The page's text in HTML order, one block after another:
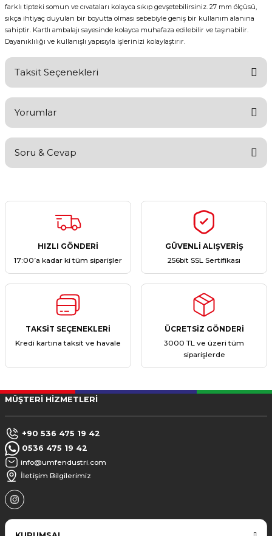
farklı tipteki somun ve cıvataları kolayca sıkıp gevşetebilirsiniz. 27 mm ölçüsü,
sıkça ihtiyaç duyulan bir boyutta olması sebebiyle geniş bir kullanım alanına
sahiptir. Kartlı ambalajı sayesinde kolayca muhafaza edilebilir ve taşınabilir.
Dayanıklılığı ve kullanışlı yapısıyla işlerinizi kolaylaştırır.
Taksit Seçenekleri
Yorumlar
Yorum Yaz
Soru & Cevap
Ürün hakkında henüz soru sorulmamış.
HIZLI GÖNDERİ
17:00’a kadar ki tüm siparişler
GÜVENLİ ALIŞVERİŞ
256bit SSL Sertifikası
TAKSİT SEÇENEKLERİ
Kredi kartına taksit ve havale
ÜCRETSİZ GÖNDERİ
3000 TL ve üzeri tüm
siparişlerde
MÜŞTERİ HİZMETLERİ
+90 536 475 19 42
0536 475 19 42
info@umfendustri.com
İletişim Bilgilerimiz